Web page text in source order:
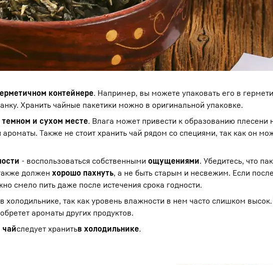
контейнере. Например, вы можете упаковать его в
Хранить чайные пакетики можно в оригинальной упаковке.
и сухом месте. Влага может привести к образованию
ароматы. Также не стоит хранить чай рядом со специями, так как он
- воспользоваться собственными ощущениями. Убедитесь, что
должен хорошо пахнуть, а не быть старым и несвежим. Если
смело пить даже после истечения срока годности.
в холодильнике, так как уровень влажности в нем часто слишком
ароматы других продуктов.
чайследует хранитьв холодильнике.